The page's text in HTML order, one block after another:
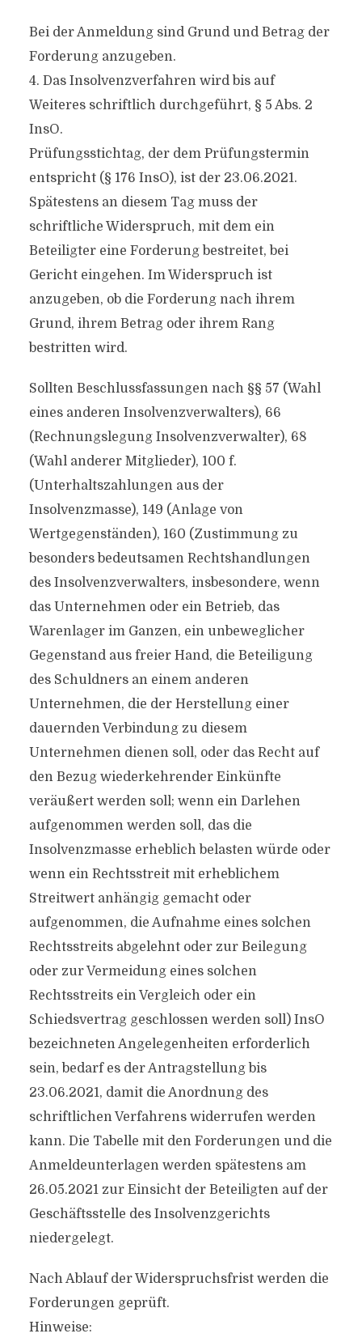
Bei der Anmeldung sind Grund und Betrag der
Forderung anzugeben.
4. Das Insolvenzverfahren wird bis auf
Weiteres schriftlich durchgeführt, § 5 Abs. 2
InsO.
Prüfungsstichtag, der dem Prüfungstermin
entspricht (§ 176 InsO), ist der 23.06.2021.
Spätestens an diesem Tag muss der
schriftliche Widerspruch, mit dem ein
Beteiligter eine Forderung bestreitet, bei
Gericht eingehen. Im Widerspruch ist
anzugeben, ob die Forderung nach ihrem
Grund, ihrem Betrag oder ihrem Rang
bestritten wird.
Sollten Beschlussfassungen nach §§ 57 (Wahl
eines anderen Insolvenzverwalters), 66
(Rechnungslegung Insolvenzverwalter), 68
(Wahl anderer Mitglieder), 100 f.
(Unterhaltszahlungen aus der
Insolvenzmasse), 149 (Anlage von
Wertgegenständen), 160 (Zustimmung zu
besonders bedeutsamen Rechtshandlungen
des Insolvenzverwalters, insbesondere, wenn
das Unternehmen oder ein Betrieb, das
Warenlager im Ganzen, ein unbeweglicher
Gegenstand aus freier Hand, die Beteiligung
des Schuldners an einem anderen
Unternehmen, die der Herstellung einer
dauernden Verbindung zu diesem
Unternehmen dienen soll, oder das Recht auf
den Bezug wiederkehrender Einkünfte
veräußert werden soll; wenn ein Darlehen
aufgenommen werden soll, das die
Insolvenzmasse erheblich belasten würde oder
wenn ein Rechtsstreit mit erheblichem
Streitwert anhängig gemacht oder
aufgenommen, die Aufnahme eines solchen
Rechtsstreits abgelehnt oder zur Beilegung
oder zur Vermeidung eines solchen
Rechtsstreits ein Vergleich oder ein
Schiedsvertrag geschlossen werden soll) InsO
bezeichneten Angelegenheiten erforderlich
sein, bedarf es der Antragstellung bis
23.06.2021, damit die Anordnung des
schriftlichen Verfahrens widerrufen werden
kann. Die Tabelle mit den Forderungen und die
Anmeldeunterlagen werden spätestens am
26.05.2021 zur Einsicht der Beteiligten auf der
Geschäftsstelle des Insolvenzgerichts
niedergelegt.
Nach Ablauf der Widerspruchsfrist werden die
Forderungen geprüft.
Hinweise: